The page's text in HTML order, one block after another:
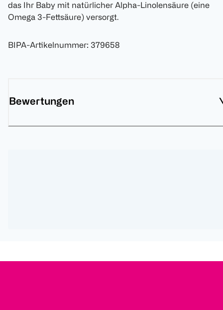
das Ihr Baby mit natürlicher Alpha-Linolensäure (eine
Omega 3-Fettsäure) versorgt.
BIPA-Artikelnummer: 379658
Bewertungen